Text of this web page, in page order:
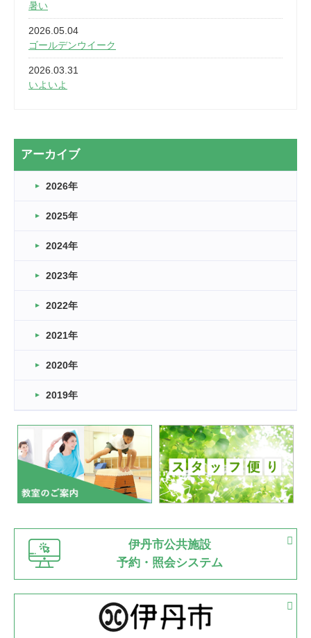
暑い
2026.05.04
ゴールデンウイーク
2026.03.31
いよいよ
2026.03.20
なぎなた
2026.03.16
車いすバスケとRくんのお話
卒業・卒園の季節★
2026.03.11
緑ケ丘体育館
2022.11.03
緑ケ丘体育館
いたっぼーる大会☆彡
緑ケ丘体育館
2022.07.03
市内総合体育大会が開始
緑ケ丘体育館 猪名川運動広場
古池運動広場
2022.06.12
県知事杯争奪バレーボール大会が開催
2022.05.05
体育協会長杯 バドミントン競技の部
アーカイブ
2026年
2025年
2024年
2023年
2022年
2021年
2020年
2019年
伊丹市公共施設
予約・照会システム